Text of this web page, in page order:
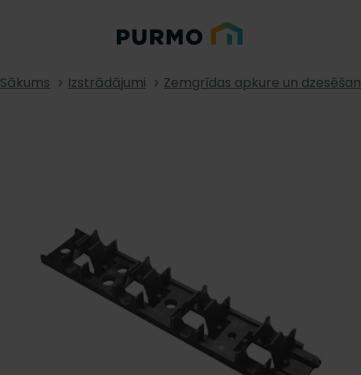
Sākums Izstrādājumi Zemgrīdas apkure un